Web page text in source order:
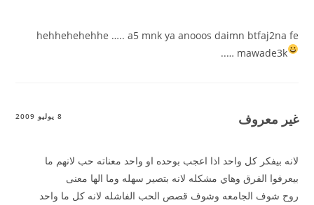
hehhehehehhe ….. a5 mnk ya anooos daimn btfaj2na fe
mawade3k …..
غير معروف 8 يوليو 2009
لانه بيفكر كل واحد اذا اعجب بوحده او واحد معناته حب لانهم ما
بيعرفوا الفرق وهاي مشكله لانه بتصير سهله وما الها معنى
روح شوف الجامعه وشوف قصص الحب الفاشله لانه كل ما واحد